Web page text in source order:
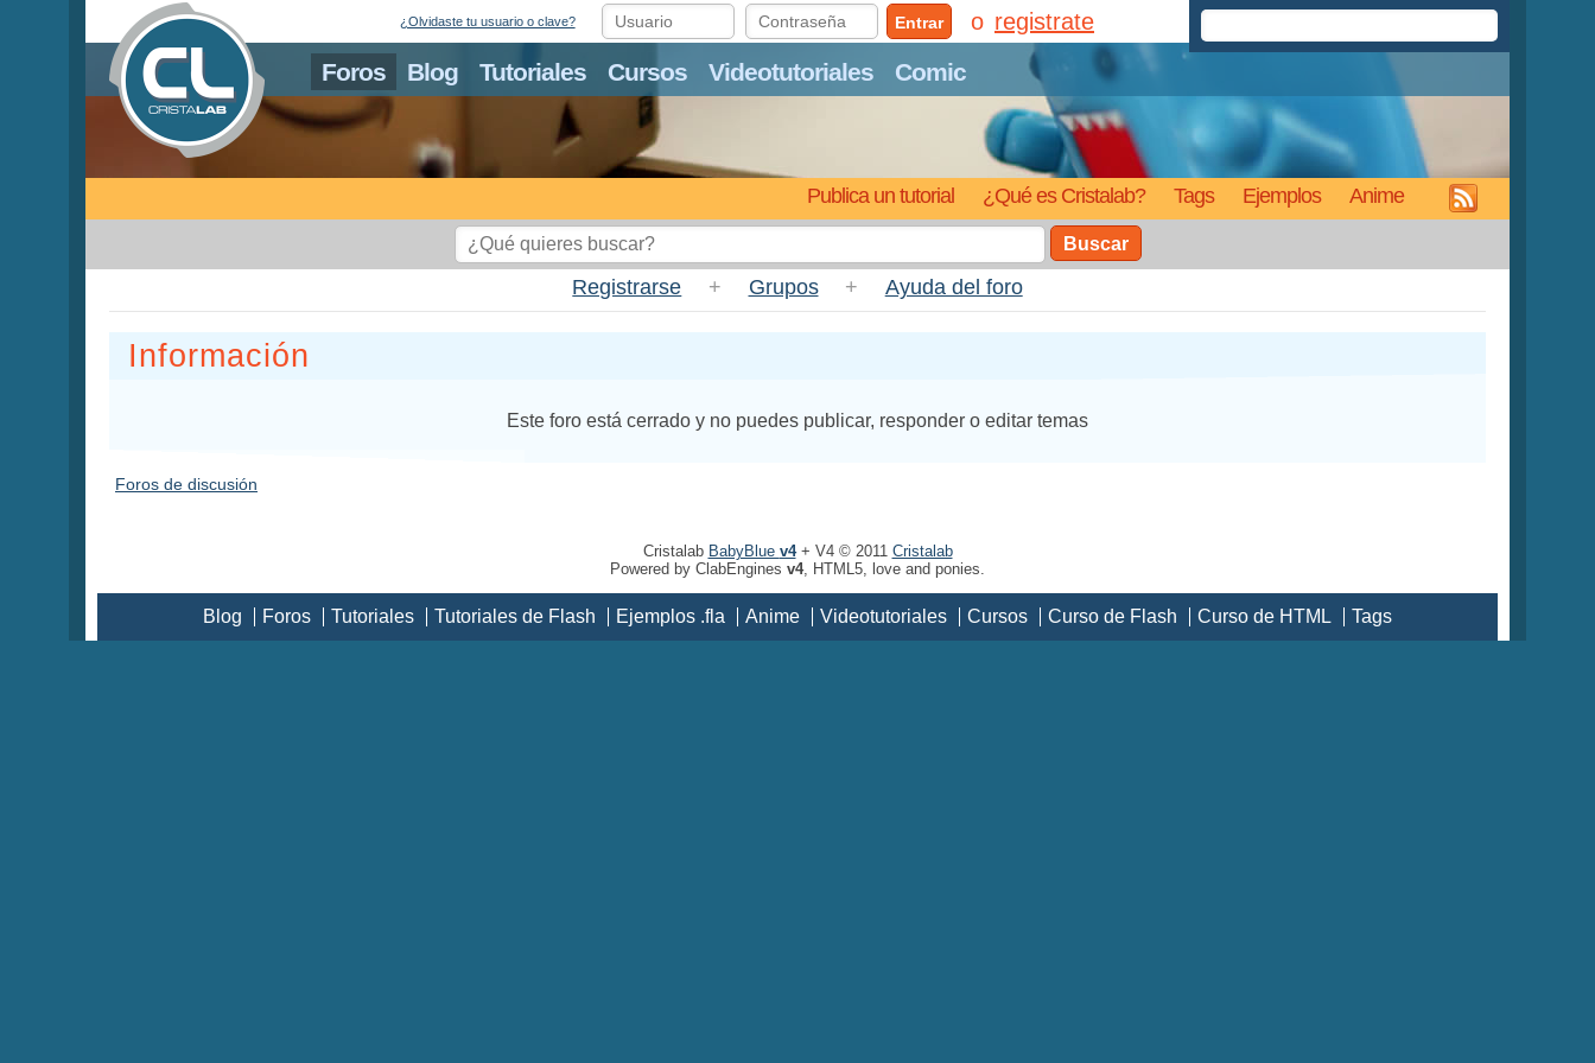
Foros Blog Tutoriales Cursos Videotutoriales Comic
Publica un tutorial ¿Qué es Cristalab? Tags Ejemplos Anime
¿Olvidaste tu usuario o clave? Entrar registrate
Buscar
Registrarse + Grupos + Ayuda del foro
Información
Este foro está cerrado y no puedes publicar, responder o editar temas
Foros de discusión
Cristalab BabyBlue v4+ V4 © 2011 Cristalab
Powered by ClabEngines v4, HTML5, love and ponies.
Blog Foros Tutoriales Tutoriales de Flash Ejemplos .fla Anime Videotutoriales Cursos Curso de Flash Curso de HTML Tags